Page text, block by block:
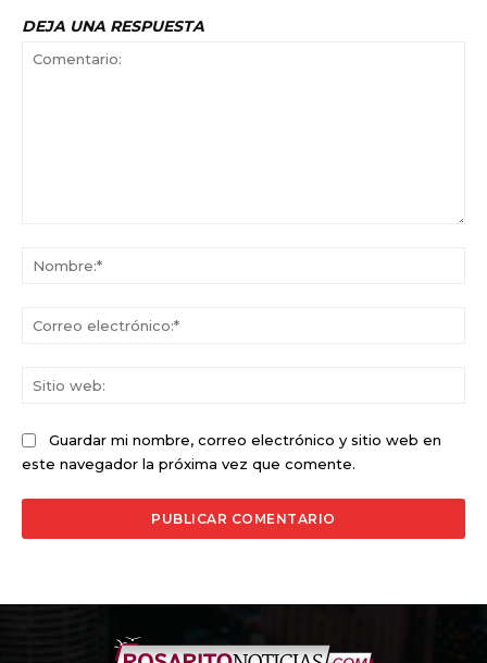
DEJA UNA RESPUESTA
Guardar mi nombre, correo electrónico y sitio web en
este navegador la próxima vez que comente.